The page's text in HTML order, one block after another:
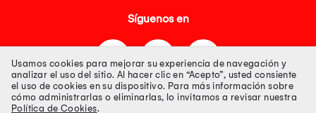
Síguenos en
Usamos cookies para mejorar su experiencia de navegación y
analizar el uso del sitio. Al hacer clic en “Acepto”, usted consiente
el uso de cookies en su dispositivo. Para más información sobre
cómo administrarlas o eliminarlas, lo invitamos a revisar nuestra
Política de Cookies.